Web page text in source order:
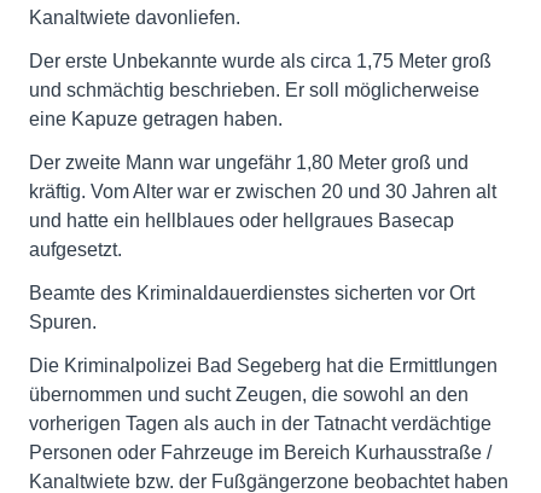
Kanaltwiete davonliefen.
Der erste Unbekannte wurde als circa 1,75 Meter groß
und schmächtig beschrieben. Er soll möglicherweise
eine Kapuze getragen haben.
Der zweite Mann war ungefähr 1,80 Meter groß und
kräftig. Vom Alter war er zwischen 20 und 30 Jahren alt
und hatte ein hellblaues oder hellgraues Basecap
aufgesetzt.
Beamte des Kriminaldauerdienstes sicherten vor Ort
Spuren.
Die Kriminalpolizei Bad Segeberg hat die Ermittlungen
übernommen und sucht Zeugen, die sowohl an den
vorherigen Tagen als auch in der Tatnacht verdächtige
Personen oder Fahrzeuge im Bereich Kurhausstraße /
Kanaltwiete bzw. der Fußgängerzone beobachtet haben